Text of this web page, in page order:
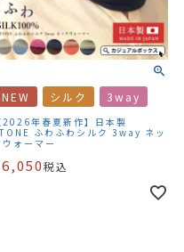
NEW シルク 3way
2026年春夏新作】日本製
ふわふわシルク 3way ネッ
ウォーマー
6,050税込